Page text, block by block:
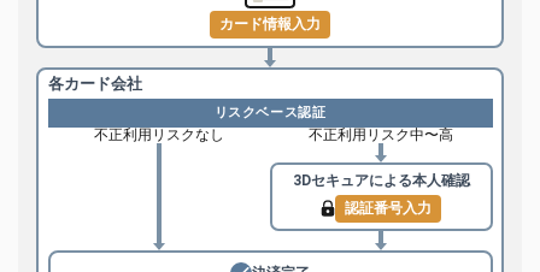
カード情報入力
各カード会社
リスクベース認証
不正利用リスクなし 不正利用リスク中〜高
3Dセキュアによる本人確認
認証番号入力